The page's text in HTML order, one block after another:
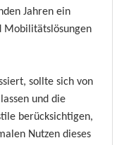
Jahren ein
Mobilitätslösungen
sollte sich von
und die
berücksichtigen,
Nutzen dieses